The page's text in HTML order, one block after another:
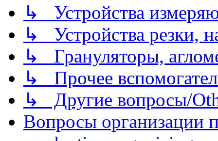
↳ Устройства
↳ Устройства резки,
↳ Грануляторы,
↳ Прочее
↳ Другие вопросы/
Вопросы организации